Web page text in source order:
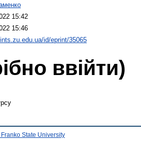
15:42
15:46
id/eprint/35065
ввійти)
State University